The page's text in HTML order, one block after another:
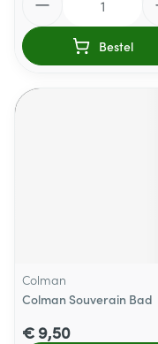
Bestel
Colman
Colman Souverain Bad
€ 9,50